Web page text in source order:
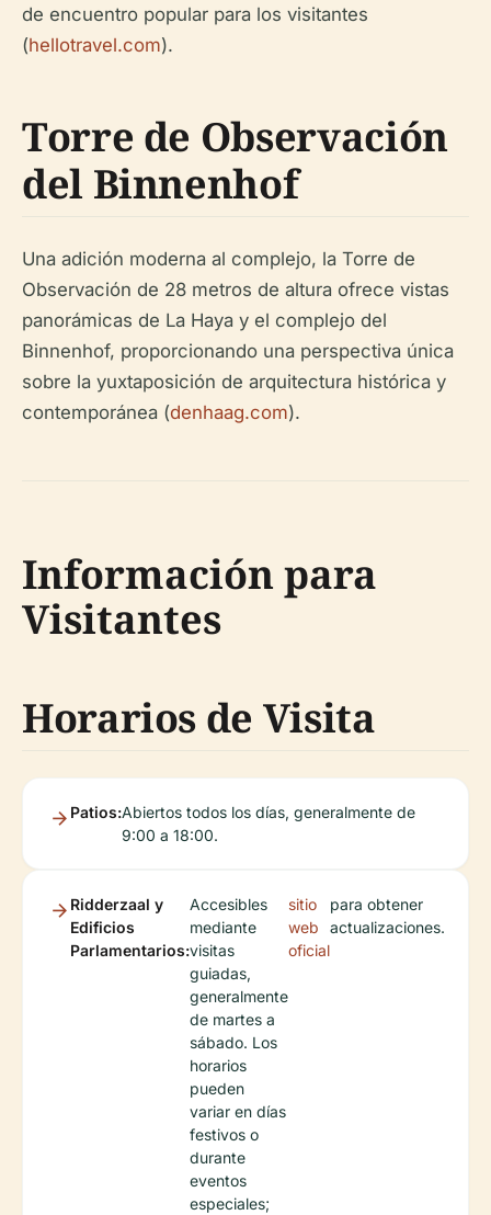
de encuentro popular para los visitantes
(hellotravel.com).
Torre de Observación
del Binnenhof
Una adición moderna al complejo, la Torre de
Observación de 28 metros de altura ofrece vistas
panorámicas de La Haya y el complejo del
Binnenhof, proporcionando una perspectiva única
sobre la yuxtaposición de arquitectura histórica y
contemporánea (denhaag.com).
Información para
Visitantes
Horarios de Visita
Patios:Abiertos todos los días, generalmente de
9:00 a 18:00.
Ridderzaal y
Edificios
Parlamentarios:
Accesibles
mediante
visitas
guiadas,
generalmente
de martes a
sábado. Los
horarios
pueden
variar en días
festivos o
durante
eventos
especiales;
sitio
web
oficial
para obtener
actualizaciones.